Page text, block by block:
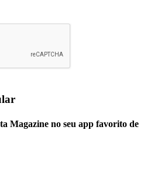
Magazine no seu app favorito de